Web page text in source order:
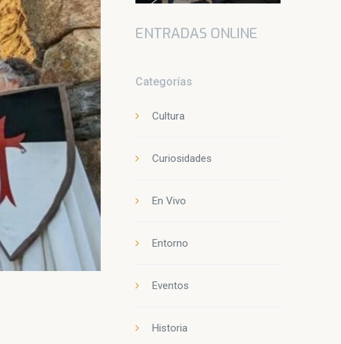
ENTRADAS ONLINE
Categorías
Cultura
Curiosidades
En Vivo
Entorno
Eventos
Historia